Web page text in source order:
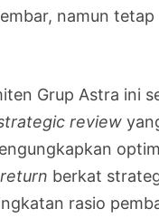
namun
Grup Astra ini
review
berkat
rasio